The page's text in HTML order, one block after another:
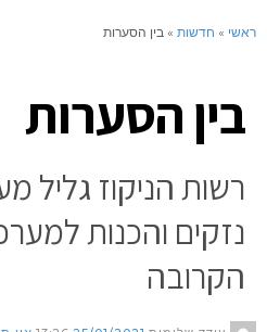
ראשי » חדשות » בין הסערות
בין הסערות
רשות הניקוז גליל
נזקים והכנות
הקרובה